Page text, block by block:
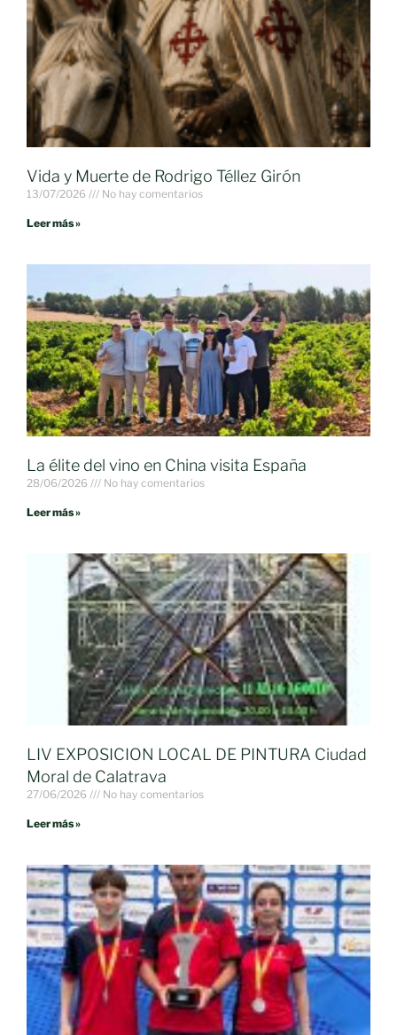
Vida y Muerte de Rodrigo Téllez Girón
13/07/2026 No hay comentarios
Leer más »
La élite del vino en China visita España
28/06/2026 No hay comentarios
Leer más »
LIV EXPOSICION LOCAL DE PINTURA Ciudad
Moral de Calatrava
27/06/2026 No hay comentarios
Leer más »